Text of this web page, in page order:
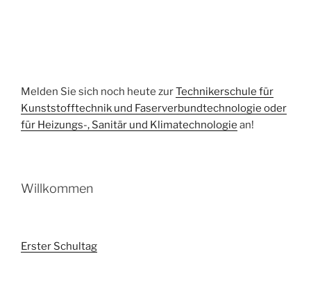
Melden Sie sich noch heute zurTechnikerschule für
Kunststofftechnik und Faserverbundtechnologie oder
für Heizungs-, Sanitär und Klimatechnologie an!
Willkommen
Erster Schultag